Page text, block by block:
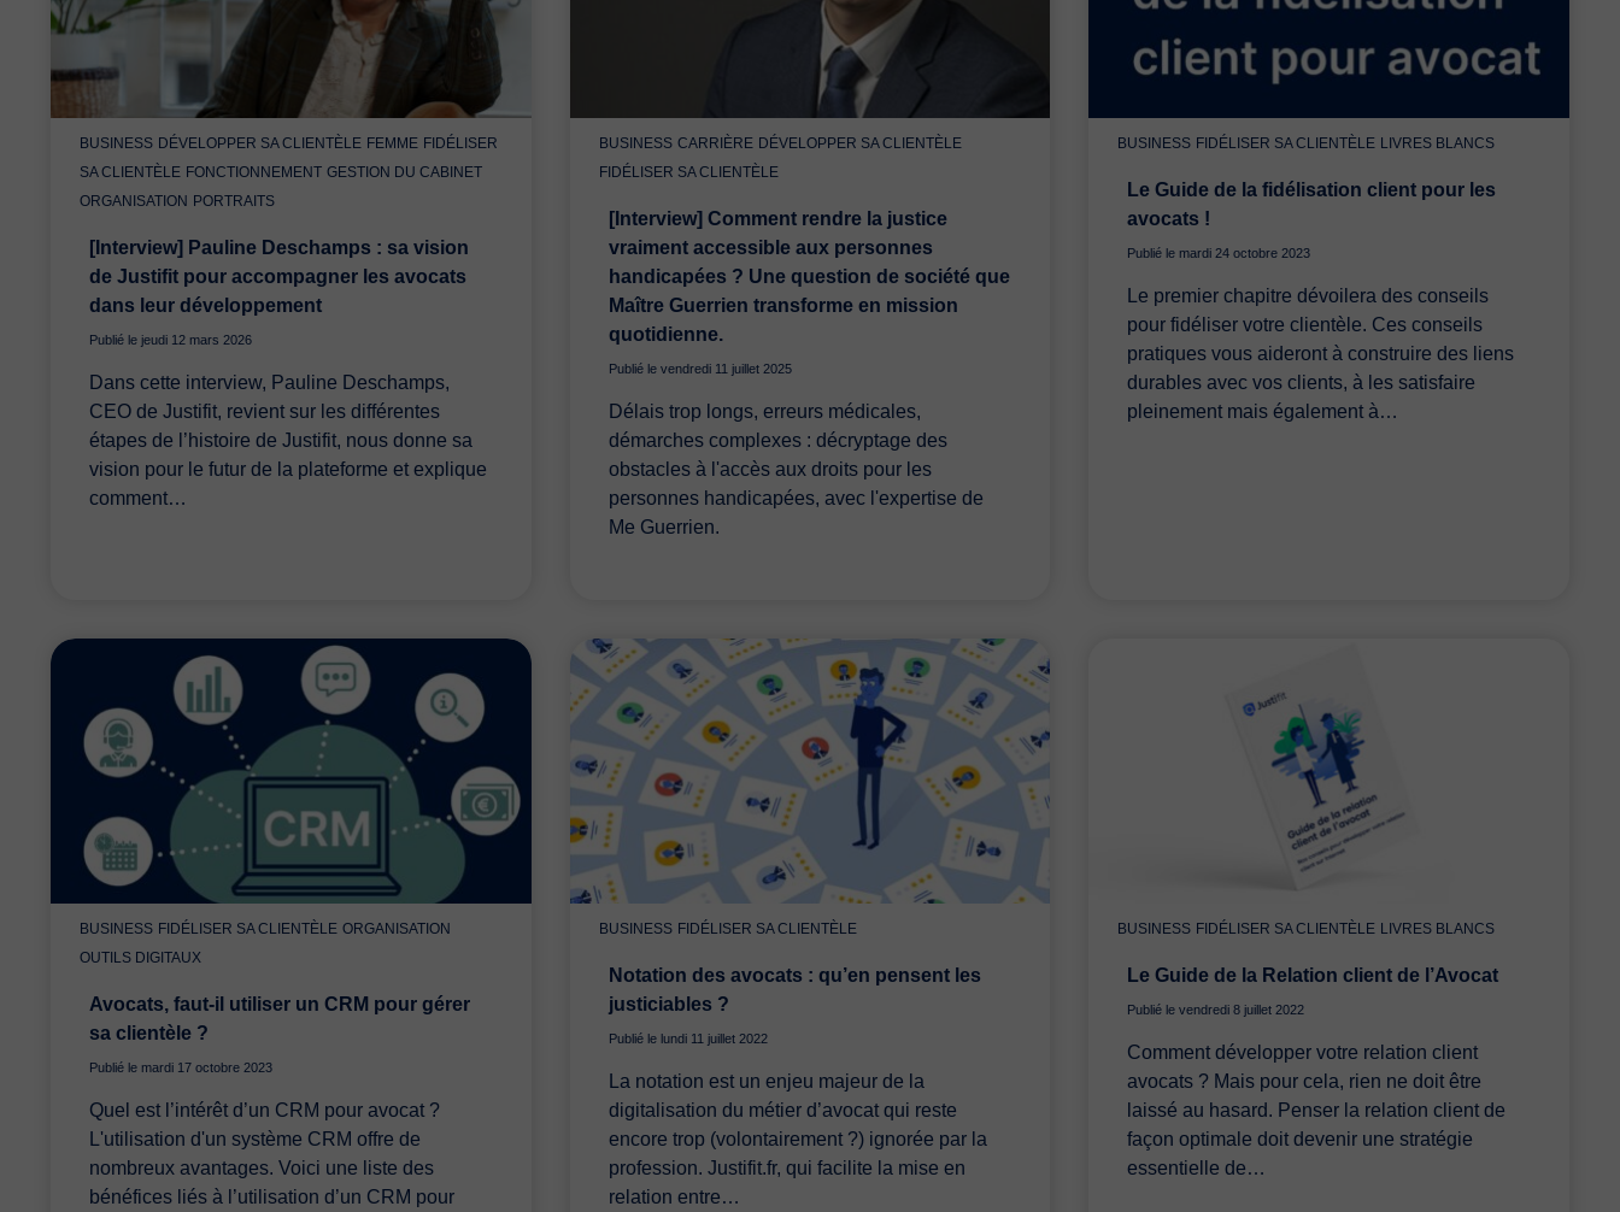
BUSINESS DÉVELOPPER SA CLIENTÈLE FEMME FIDÉLISER
SA CLIENTÈLE FONCTIONNEMENT GESTION DU CABINET
ORGANISATION PORTRAITS
[Interview] Pauline Deschamps : sa vision
de Justifit pour accompagner les avocats
dans leur développement
Publié le jeudi 12 mars 2026
Dans cette interview, Pauline Deschamps,
CEO de Justifit, revient sur les différentes
étapes de l’histoire de Justifit, nous donne sa
vision pour le futur de la plateforme et explique
comment…
BUSINESS CARRIÈRE DÉVELOPPER SA CLIENTÈLE
FIDÉLISER SA CLIENTÈLE
[Interview] Comment rendre la justice
vraiment accessible aux personnes
handicapées ? Une question de société que
Maître Guerrien transforme en mission
quotidienne.
Publié le vendredi 11 juillet 2025
Délais trop longs, erreurs médicales,
démarches complexes : décryptage des
obstacles à l'accès aux droits pour les
personnes handicapées, avec l'expertise de
Me Guerrien.
BUSINESS FIDÉLISER SA CLIENTÈLE LIVRES BLANCS
Le Guide de la fidélisation client pour les
avocats !
Publié le mardi 24 octobre 2023
Le premier chapitre dévoilera des conseils
pour fidéliser votre clientèle. Ces conseils
pratiques vous aideront à construire des liens
durables avec vos clients, à les satisfaire
pleinement mais également à…
BUSINESS FIDÉLISER SA CLIENTÈLE ORGANISATION
OUTILS DIGITAUX
Avocats, faut-il utiliser un CRM pour gérer
sa clientèle ?
Publié le mardi 17 octobre 2023
Quel est l’intérêt d’un CRM pour avocat ?
L'utilisation d'un système CRM offre de
nombreux avantages. Voici une liste des
bénéfices liés à l’utilisation d’un CRM pour
BUSINESS FIDÉLISER SA CLIENTÈLE
Notation des avocats : qu’en pensent les
justiciables ?
Publié le lundi 11 juillet 2022
La notation est un enjeu majeur de la
digitalisation du métier d’avocat qui reste
encore trop (volontairement ?) ignorée par la
profession. Justifit.fr, qui facilite la mise en
relation entre…
BUSINESS FIDÉLISER SA CLIENTÈLE LIVRES BLANCS
Le Guide de la Relation client de l’Avocat
Publié le vendredi 8 juillet 2022
Comment développer votre relation client
avocats ? Mais pour cela, rien ne doit être
laissé au hasard. Penser la relation client de
façon optimale doit devenir une stratégie
essentielle de…